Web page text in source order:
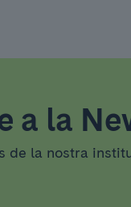
a la
de la nostra